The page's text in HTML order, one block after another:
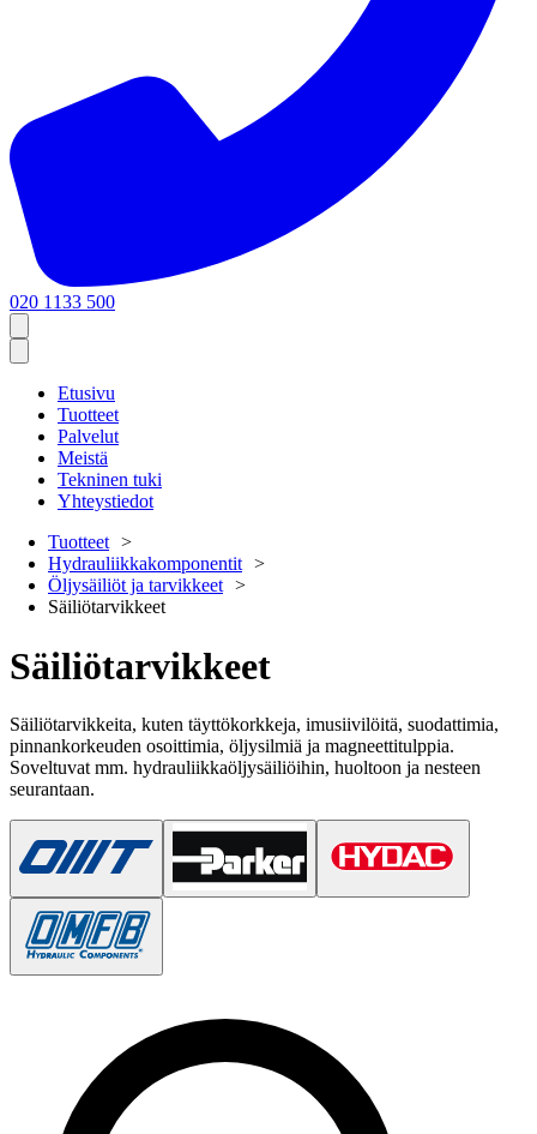
020 1133 500
Etusivu
Tuotteet
Palvelut
Meistä
Tekninen tuki
Yhteystiedot
Tuotteet
Hydrauliikkakomponentit
Öljysäiliöt ja tarvikkeet
Säiliötarvikkeet
Säiliötarvikkeet
Säiliötarvikkeita, kuten täyttökorkkeja, imusiivilöitä, suodattimia,
pinnankorkeuden osoittimia, öljysilmiä ja magneettitulppia.
Soveltuvat mm. hydrauliikkaöljysäiliöihin, huoltoon ja nesteen
seurantaan.